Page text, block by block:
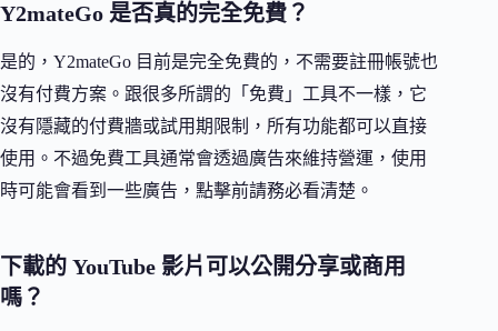
Y2mateGo 是否真的完全免費？
是的，Y2mateGo 目前是完全免費的，不需要註冊帳號也
沒有付費方案。跟很多所謂的「免費」工具不一樣，它
沒有隱藏的付費牆或試用期限制，所有功能都可以直接
使用。不過免費工具通常會透過廣告來維持營運，使用
時可能會看到一些廣告，點擊前請務必看清楚。
下載的 YouTube 影片可以公開分享或商用
嗎？